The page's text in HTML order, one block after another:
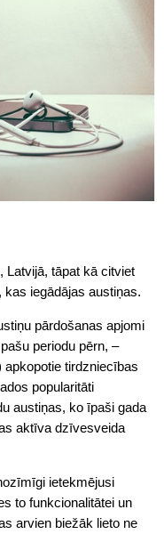
Latvijā, tāpat kā citviet
iegādājas austiņas.
pārdošanas apjomi
periodu pērn, –
apkopotie tirdzniecības
popularitāti
austiņas, ko īpaši gada
aktīva dzīvesveida
ietekmējusi
to funkcionalitātei un
arvien biežāk lieto ne